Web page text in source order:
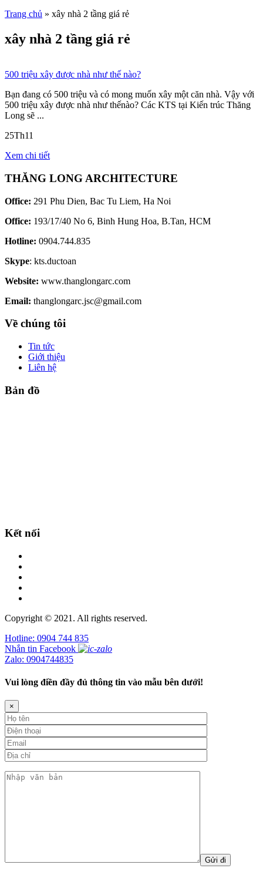
Trang chủ » xây nhà 2 tầng giá rẻ
xây nhà 2 tầng giá rẻ
500 triệu xây được nhà như thế nào?
Bạn đang có 500 triệu và có mong muốn xây một căn nhà. Vậy với
500 triệu xây được nhà như thếnào? Các KTS tại Kiến trúc Thăng
Long sẽ ...
25Th11
Xem chi tiết
THĂNG LONG ARCHITECTURE
Office: 291 Phu Dien, Bac Tu Liem, Ha Noi
Office: 193/17/40 No 6, Binh Hung Hoa, B.Tan, HCM
Hotline: 0904.744.835
Skype: kts.ductoan
Website: www.thanglongarc.com
Email: thanglongarc.jsc@gmail.com
Về chúng tôi
Tin tức
Giới thiệu
Liên hệ
Bản đồ
Kết nối
Copyright © 2021. All rights reserved.
Hotline: 0904 744 835
Nhắn tin Facebook
Zalo: 0904744835
Vui lòng điền đầy đủ thông tin vào mẫu bên dưới!
×